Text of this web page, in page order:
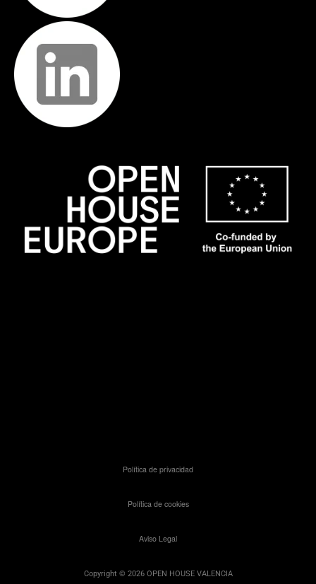
Política de privacidad
Política de cookies
Aviso Legal
Copyright © 2026 OPEN HOUSE VALENCIA